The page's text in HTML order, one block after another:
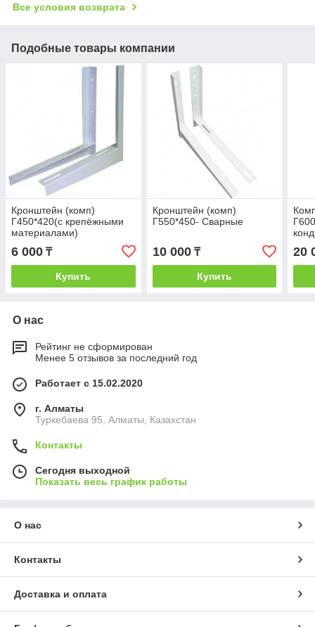
Все условия возврата
Подобные товары компании
Кронштейн (комп)
Г450*420(с крепёжными
материалами)
6 000 ₸
Купить
Кронштейн (комп)
Г550*450- Сварные
10 000₸
Купить
20
О нас
Рейтинг не сформирован
Менее 5 отзывов за последний год
Работает с 15.02.2020
г. Алматы
Туркебаева 95, Алматы, Казахстан
Контакты
Сегодня выходной
Показать весь график работы
О нас
Контакты
Доставка и оплата